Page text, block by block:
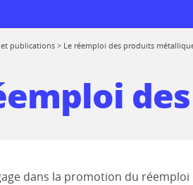
et publications> Le réemploi des produits
dans la promotion du